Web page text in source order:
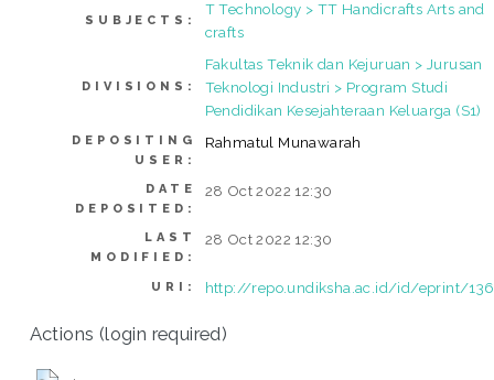
SUBJECTS:
T Technology > TT Handicrafts Arts and
crafts
DIVISIONS:
Fakultas Teknik dan Kejuruan > Jurusan
Teknologi Industri > Program Studi
Pendidikan Kesejahteraan Keluarga (S1)
DEPOSITING
USER:
Rahmatul Munawarah
DATE
DEPOSITED:
28 Oct 2022 12:30
LAST
MODIFIED:
28 Oct 2022 12:30
URI: http://repo.undiksha.ac.id/id/eprint/
Actions (login required)